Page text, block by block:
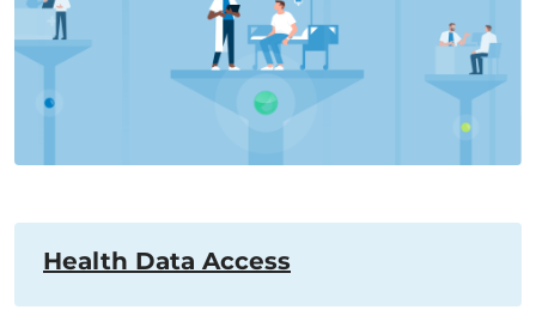
Health Data Access